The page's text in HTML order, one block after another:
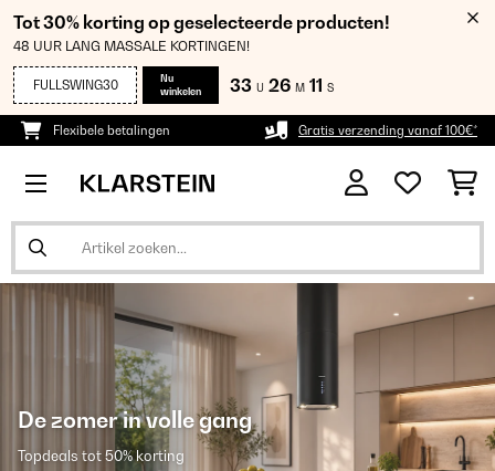
Tot 30% korting op geselecteerde producten!
48 UUR LANG MASSALE KORTINGEN!
FULLSWING30
Nu
winkelen
33 U 26 M 10 S
Flexibele betalingen Gratis verzending vanaf 100€*
De zomer in volle gang
Topdeals tot 50% korting